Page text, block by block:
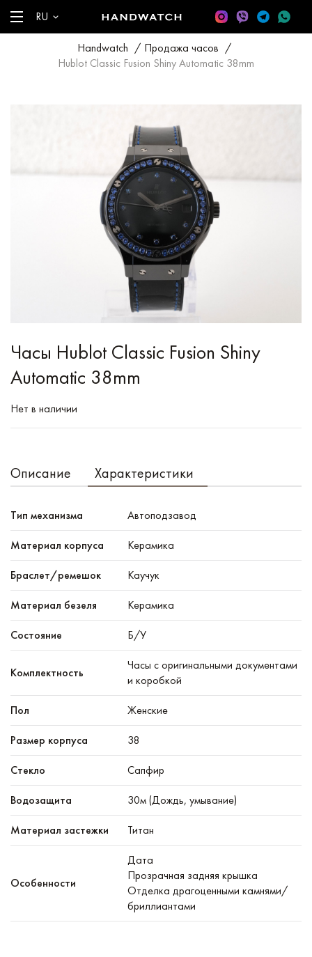
RU
Handwatch / Продажа часов /
Hublot Classic Fusion Shiny Automatic 38mm
Часы Hublot Classic Fusion Shiny
Automatic 38mm
Нет в наличии
Описание Характеристики
Тип механизма Автоподзавод
Материал корпуса Керамика
Браслет/ремешок Каучук
Материал безеля Керамика
Состояние Б/У
Комплектность
Часы с оригинальными документами
и коробкой
Пол Женские
Размер корпуса 38
Стекло Сапфир
Водозащита 30м (Дождь, умывание)
Материал застежки Титан
Особенности
Дата
Прозрачная задняя крышка
Отделка драгоценными камнями/
бриллиантами